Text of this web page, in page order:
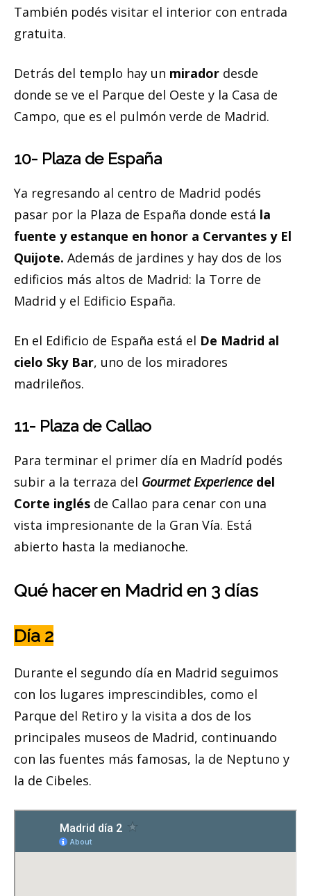
También podés visitar el interior con entrada
gratuita.
Detrás del templo hay un mirador desde
donde se ve el Parque del Oeste y la Casa de
Campo, que es el pulmón verde de Madrid.
10- Plaza de España
Ya regresando al centro de Madrid podés
pasar por la Plaza de España donde está la
fuente y estanque en honor a Cervantes y El
Quijote. Además de jardines y hay dos de los
edificios más altos de Madrid: la Torre de
Madrid y el Edificio España.
En el Edificio de España está el De Madrid al
cielo Sky Bar, uno de los miradores
madrileños.
11- Plaza de Callao
Para terminar el primer día en Madríd podés
subir a la terraza del Gourmet Experiencedel
Corte inglés de Callao para cenar con una
vista impresionante de la Gran Vía. Está
abierto hasta la medianoche.
Qué hacer en Madrid en 3 días
Día 2
Durante el segundo día en Madrid seguimos
con los lugares imprescindibles, como el
Parque del Retiro y la visita a dos de los
principales museos de Madrid, continuando
con las fuentes más famosas, la de Neptuno y
la de Cibeles.